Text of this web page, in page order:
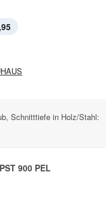
Schnitttiefe in Holz/Stahl:
900 PEL